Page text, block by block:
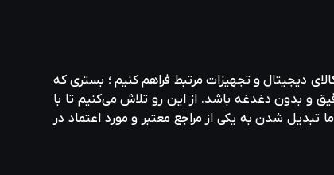
دیجیتال و تجهیزات مرتبط فراهم کنیم ؛ بستری که
و بدون دغدغه باشد. از این رو تلاش می‌کنیم تا با
تبدیل شدن به یکی از مراجع معتبر و مورد اعتماد در